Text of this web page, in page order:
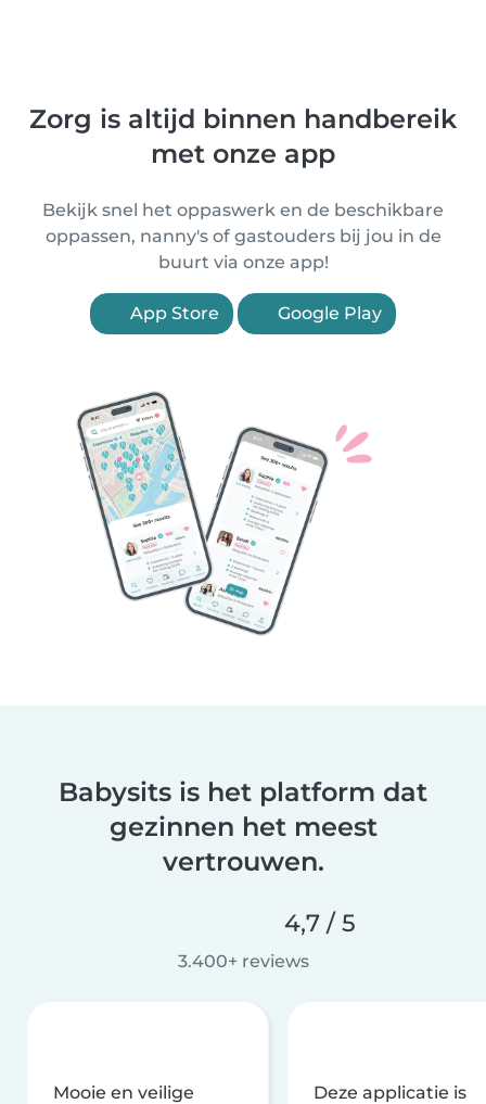
Zorg is altijd binnen handbereik
met onze app
Bekijk snel het oppaswerk en de beschikbare
oppassen, nanny's of gastouders bij jou in de
buurt via onze app!
App Store Google Play
Babysits is het platform dat
gezinnen het meest
vertrouwen.
4,7 / 5
3.400+ reviews
Mooie en veilige
Deze applicatie is